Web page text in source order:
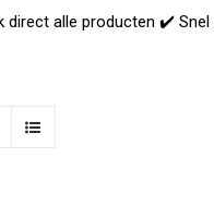
direct alle producten ✔️